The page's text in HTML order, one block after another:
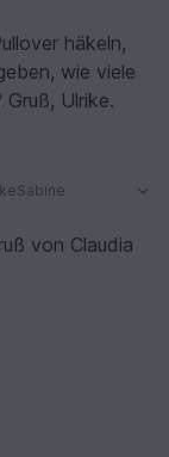
häkeln,
wie viele
Ulrike.
von Claudia